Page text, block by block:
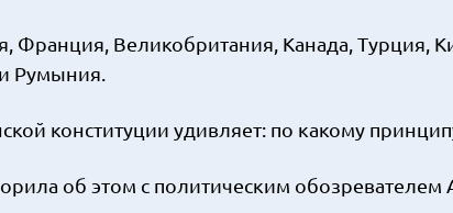
Франция, Великобритания, Канада, Турция,
Румыния.
конституции удивляет: по какому
об этом с политическим